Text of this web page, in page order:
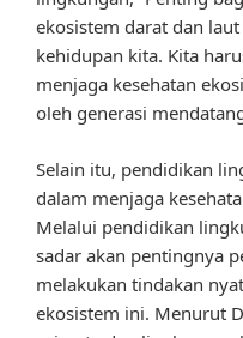
ekosistem darat dan
kehidupan kita. Kita
menjaga kesehatan
oleh generasi
Selain itu, pendidikan
dalam menjaga
Melalui pendidikan
sadar akan pentingnya
melakukan tindakan
ekosistem ini. Menurut